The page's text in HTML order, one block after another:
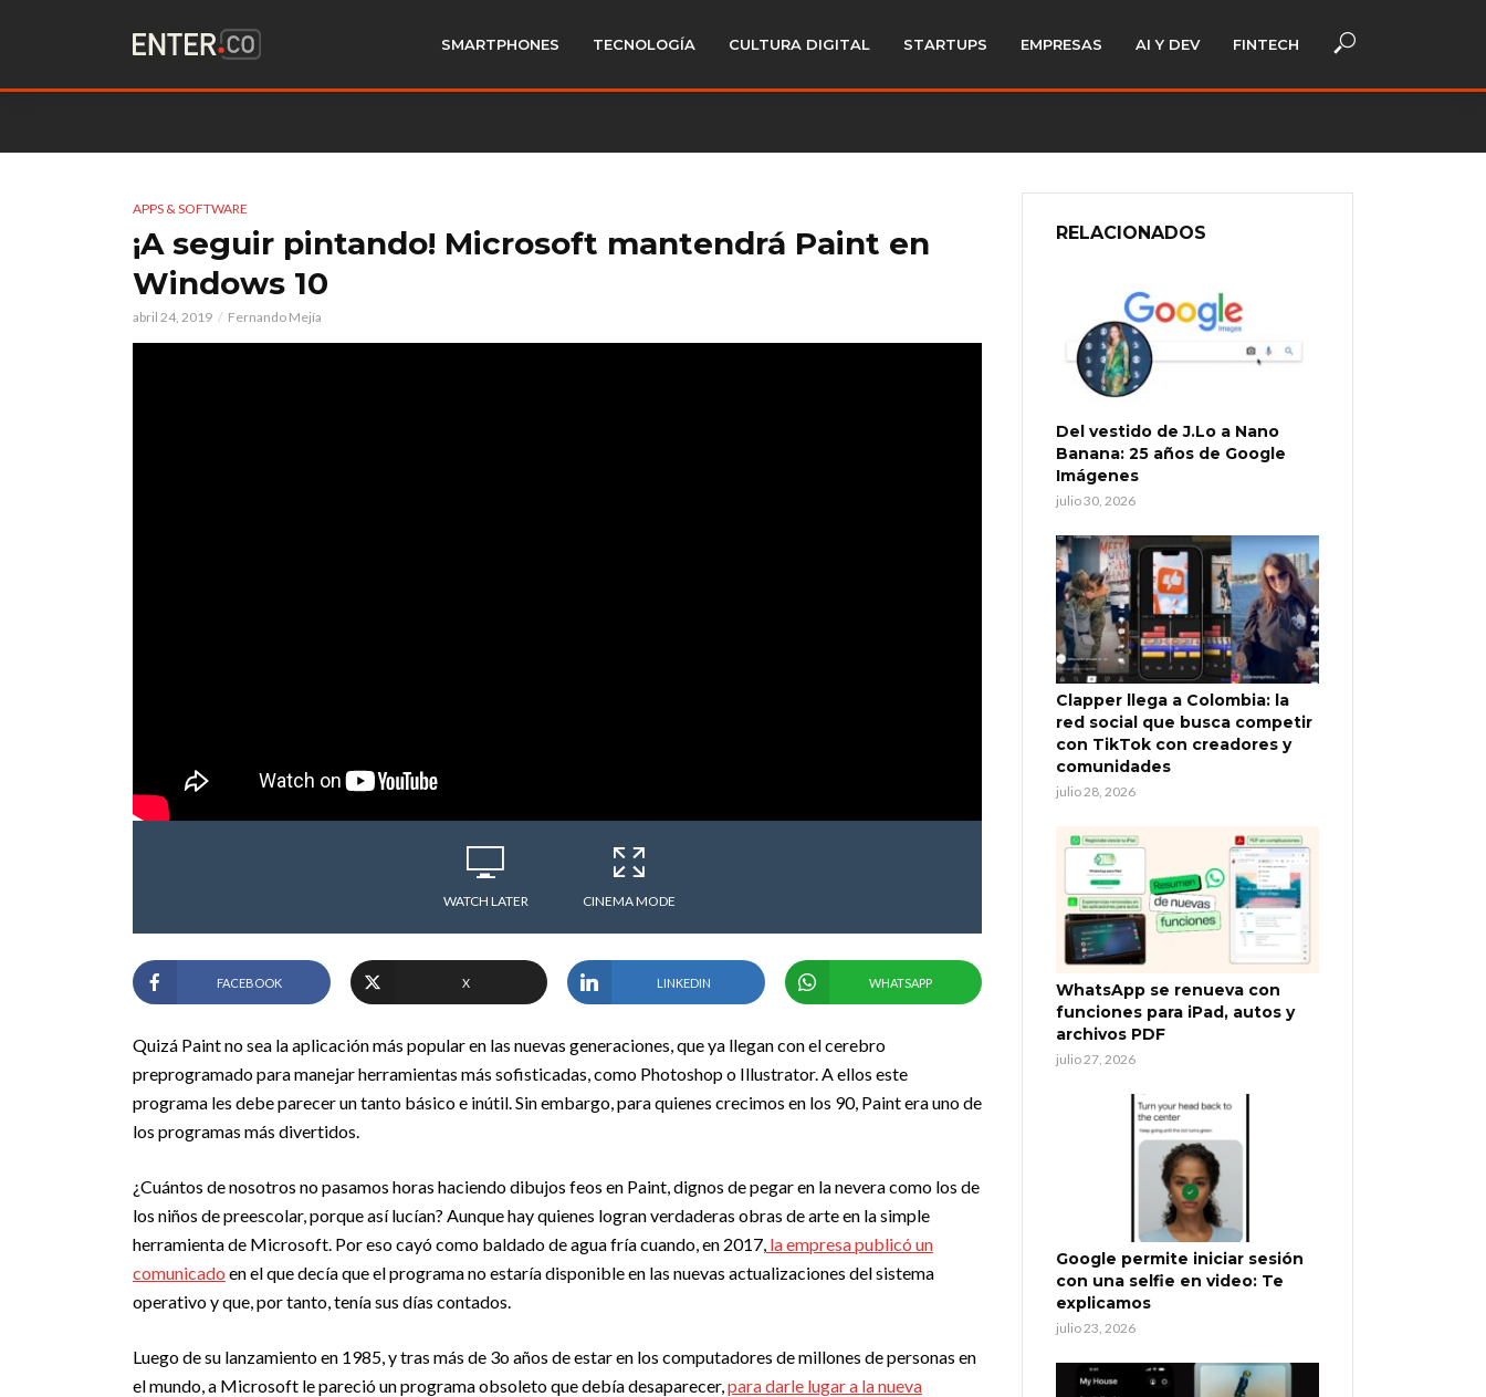
SMARTPHONES TECNOLOGÍA CULTURA DIGITAL STARTUPS EMPRESAS AI Y DEV FINTECH
APPS & SOFTWARE
¡A seguir pintando! Microsoft mantendrá Paint en
Windows 10
abril 24, 2019 Fernando Mejía
WATCH LATER CINEMA MODE
FACEBOOK X LINKEDIN WHATSAPP
Quizá Paint no sea la aplicación más popular en las nuevas generaciones, que ya llegan con el cerebro
preprogramado para manejar herramientas más sofisticadas, como Photoshop o Illustrator. A ellos este
programa les debe parecer un tanto básico e inútil. Sin embargo, para quienes crecimos en los 90, Paint era uno de
los programas más divertidos.
¿Cuántos de nosotros no pasamos horas haciendo dibujos feos en Paint, dignos de pegar en la nevera como los de
los niños de preescolar, porque así lucían? Aunque hay quienes logran verdaderas obras de arte en la simple
herramienta de Microsoft. Por eso cayó como baldado de agua fría cuando, en 2017, la empresa publicó un
comunicado en el que decía que el programa no estaría disponible en las nuevas actualizaciones del sistema
operativo y que, por tanto, tenía sus días contados.
Luego de su lanzamiento en 1985, y tras más de 3o años de estar en los computadores de millones de personas en
el mundo, a Microsoft le pareció un programa obsoleto que debía desaparecer,para darle lugar a la nueva
RELACIONADOS
Del vestido de J.Lo a Nano
Banana: 25 años de Google
Imágenes
julio 30, 2026
Clapper llega a Colombia: la
red social que busca competir
con TikTok con creadores y
comunidades
julio 28, 2026
WhatsApp se renueva con
funciones para iPad, autos y
archivos PDF
julio 27, 2026
Google permite iniciar sesión
con una selfie en video: Te
explicamos
julio 23, 2026